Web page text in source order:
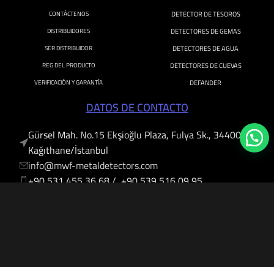
CONTÁCTENOS
DISTRIBUIDORES
SER DISTRIBUIDOR
REG DEL PRODUCTO
VERIFICACIÓN Y GARANTÍA
DETECTOR DE TESOROS
DETECTORES DE GEMAS
DETECTORES DE AGUA
DETECTORES DE CUEVAS
DEFANDER
DATOS DE CONTACTO
Gürsel Mah. No.15 Ekşioğlu Plaza, Fulya Sk., 34400
Kağıthane/İstanbul
info@mwf-metaldetectors.com
+90 531 455 36 68 / +90 539 516 09 95